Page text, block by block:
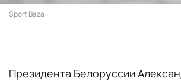
Sport Baza
Президента Белоруссии